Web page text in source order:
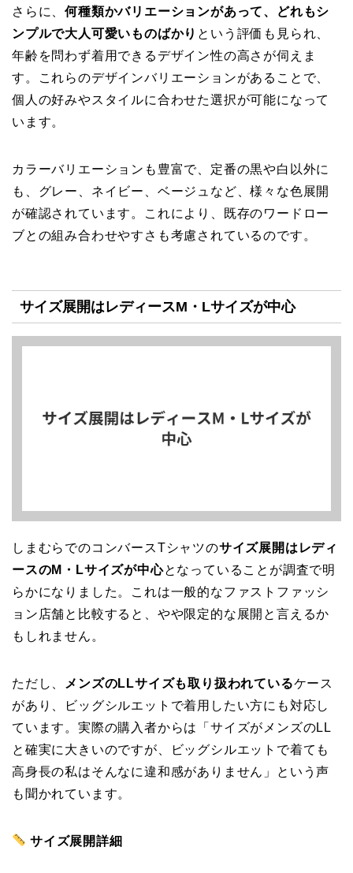
さらに、何種類かバリエーションがあって、どれもシ
ンプルで大人可愛いものばかり という評価も見られ、
年齢を問わず着用できるデザイン性の高さが伺えま
す。これらのデザインバリエーションがあることで、
個人の好みやスタイルに合わせた選択が可能になって
います。
カラーバリエーションも豊富で、定番の黒や白以外に
も、グレー、ネイビー、ベージュなど、様々な色展開
が確認されています。これにより、既存のワードロー
ブとの組み合わせやすさも考慮されているのです。
サイズ展開はレディースM・Lサイズが中心
しまむらでのコンバースTシャツのサイズ展開はレディ
ースのM・Lサイズが中心となっていることが調査で明
らかになりました。これは一般的なファストファッシ
ョン店舗と比較すると、やや限定的な展開と言えるか
もしれません。
ただし、 メンズのLLサイズも取り扱われているケース
があり、ビッグシルエットで着用したい方にも対応し
ています。実際の購入者からは「サイズがメンズのLL
と確実に大きいのですが、ビッグシルエットで着ても
高身長の私はそんなに違和感がありません」という声
も聞かれています。
サイズ展開詳細